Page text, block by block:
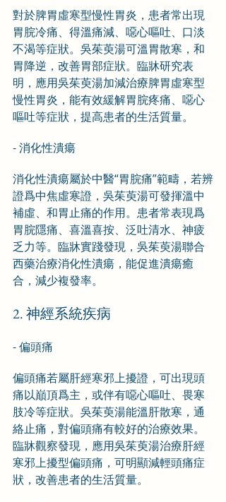
對於脾胃虛寒型慢性胃炎，患者常出現
胃脘冷痛、得溫痛減、噁心嘔吐、口淡
不渴等症狀。吳茱萸湯可溫胃散寒，和
胃降逆，改善胃部症狀。臨牀研究表
明，應用吳茱萸湯加減治療脾胃虛寒型
慢性胃炎，能有效緩解胃脘疼痛、噁心
嘔吐等症狀，提高患者的生活質量。
- 消化性潰瘍
消化性潰瘍屬於中醫“胃脘痛”範疇，若辨
證爲中焦虛寒證，吳茱萸湯可發揮溫中
補虛、和胃止痛的作用。患者常表現爲
胃脘隱痛、喜溫喜按、泛吐清水、神疲
乏力等。臨牀實踐發現，吳茱萸湯聯合
西藥治療消化性潰瘍，能促進潰瘍癒
合，減少複發率。
2. 神經系統疾病
- 偏頭痛
偏頭痛若屬肝經寒邪上擾證，可出現頭
痛以巔頂爲主，或伴有噁心嘔吐、畏寒
肢冷等症狀。吳茱萸湯能溫肝散寒，通
絡止痛，對偏頭痛有較好的治療效果。
臨牀觀察發現，應用吳茱萸湯治療肝經
寒邪上擾型偏頭痛，可明顯減輕頭痛症
狀，改善患者的生活質量。